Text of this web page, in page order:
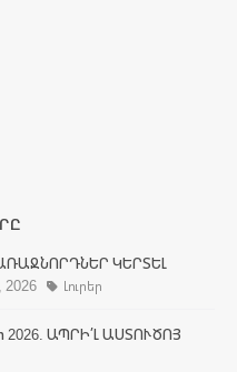
ԿԵՐՏԵԼ
Լուրեր
ԱՊՐԻ՛Լ ԱՍՏՈՒԾՈՅ